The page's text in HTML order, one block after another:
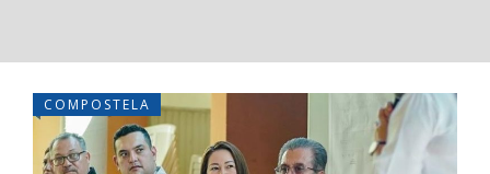
COMPOSTELA